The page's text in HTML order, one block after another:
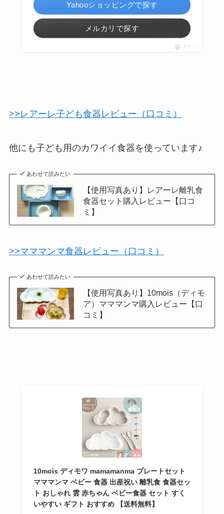
Yahooショッピングで探す
メルカリで探す
ポチップ
>>レアーレ子ども食器レビュー（口コミ）
他にも子ども用のカワイイ食器を使っています♪
あわせて読みたい
【使用写真あり】レアーレ離乳食
食器セット購入レビュー【口コ
ミ】
>>マママンマ食器レビュー（口コミ）
あわせて読みたい
【使用写真あり】10mois（ディモ
ア）マママンマ購入レビュー【口
コミ】
10mois ディモワ mamamanma プレートセット
マママンマ ベビー 食器 出産祝い 離乳食 食器セッ
ト おしゃれ 雲 赤ちゃん ベビー食器 セット すく
いやすい ギフト おすすめ 【送料無料】